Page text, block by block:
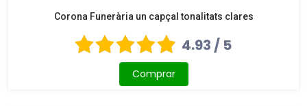
Corona Funerària un capçal tonalitats clares
4.93 / 5
Comprar